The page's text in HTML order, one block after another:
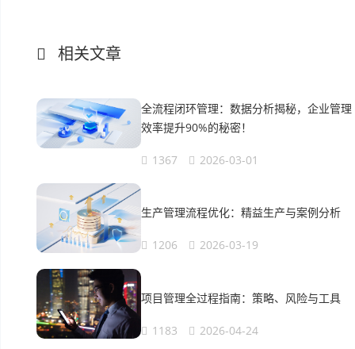
相关文章
全流程闭环管理：数据分析揭秘，企业管理
效率提升90%的秘密！
1367 2026-03-01
生产管理流程优化：精益生产与案例分析
1206 2026-03-19
项目管理全过程指南：策略、风险与工具
1183 2026-04-24